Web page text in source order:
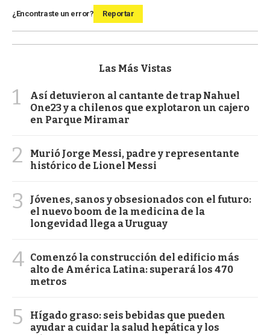
¿Encontraste un error? Reportar
Las Más Vistas
1
Así detuvieron al cantante de trap Nahuel
One23 y a chilenos que explotaron un cajero
en Parque Miramar
2
Murió Jorge Messi, padre y representante
histórico de Lionel Messi
3
Jóvenes, sanos y obsesionados con el futuro:
el nuevo boom de la medicina de la
longevidad llega a Uruguay
4 Comenzó la construcción del edificio más
alto de América Latina: superará los 470
metros
5
Hígado graso: seis bebidas que pueden
ayudar a cuidar la salud hepática y los